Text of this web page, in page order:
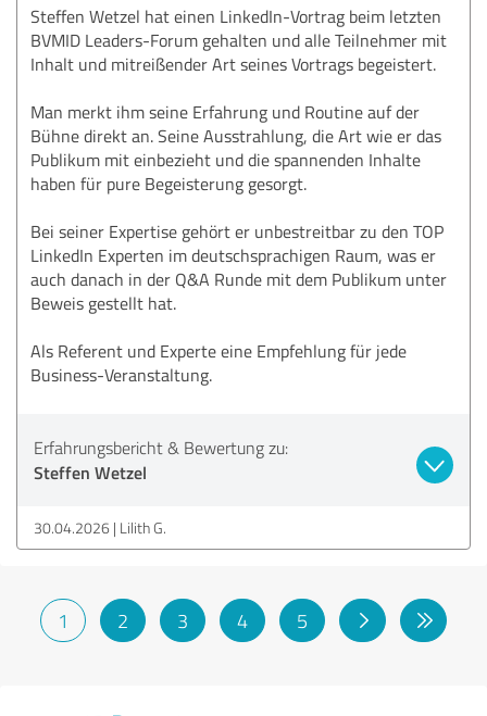
Steffen Wetzel hat einen LinkedIn-Vortrag beim letzten
BVMID Leaders-Forum gehalten und alle Teilnehmer mit
Inhalt und mitreißender Art seines Vortrags begeistert.
Man merkt ihm seine Erfahrung und Routine auf der
Bühne direkt an. Seine Ausstrahlung, die Art wie er das
Publikum mit einbezieht und die spannenden Inhalte
haben für pure Begeisterung gesorgt.
Bei seiner Expertise gehört er unbestreitbar zu den TOP
LinkedIn Experten im deutschsprachigen Raum, was er
auch danach in der Q&A Runde mit dem Publikum unter
Beweis gestellt hat.
Als Referent und Experte eine Empfehlung für jede
Business-Veranstaltung.
Erfahrungsbericht & Bewertung zu:
Steffen Wetzel
30.04.2026 Lilith G.
1 2 3 4 5